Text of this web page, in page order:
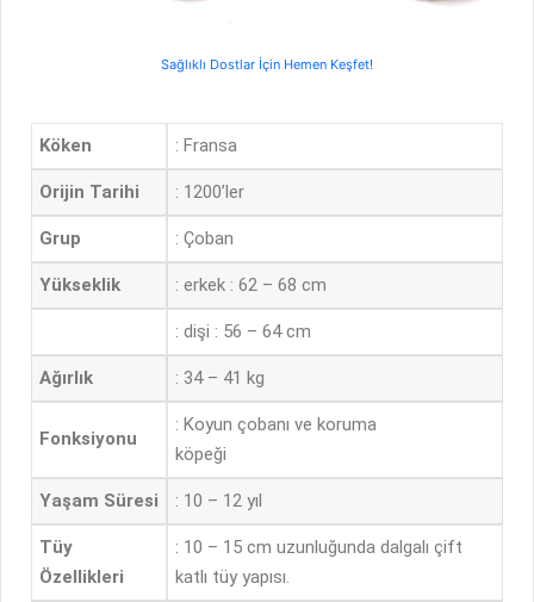
Sağlıklı Dostlar İçin Hemen Keşfet!
Köken : Fransa
Orijin Tarihi : 1200’ler
Grup : Çoban
Yükseklik : erkek : 62 – 68 cm
: dişi : 56 – 64 cm
Ağırlık : 34 – 41 kg
Fonksiyonu
: Koyun çobanı ve koruma
köpeği
Yaşam Süresi : 10 – 12 yıl
Tüy
Özellikleri
: 10 – 15 cm uzunluğunda dalgalı çift
katlı tüy yapısı.